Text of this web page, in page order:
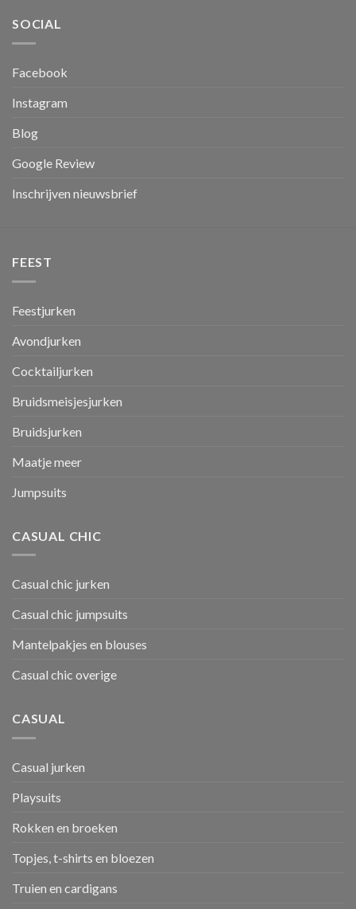
SOCIAL
Facebook
Instagram
Blog
Google Review
Inschrijven nieuwsbrief
FEEST
Feestjurken
Avondjurken
Cocktailjurken
Bruidsmeisjesjurken
Bruidsjurken
Maatje meer
Jumpsuits
CASUAL CHIC
Casual chic jurken
Casual chic jumpsuits
Mantelpakjes en blouses
Casual chic overige
CASUAL
Casual jurken
Playsuits
Rokken en broeken
Topjes, t-shirts en bloezen
Truien en cardigans